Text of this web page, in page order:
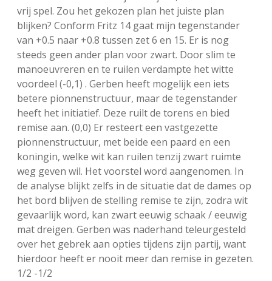
vrij spel. Zou het gekozen plan het juiste plan
blijken? Conform Fritz 14 gaat mijn tegenstander
van +0.5 naar +0.8 tussen zet 6 en 15. Er is nog
steeds geen ander plan voor zwart. Door slim te
manoeuvreren en te ruilen verdampte het witte
voordeel (-0,1) . Gerben heeft mogelijk een iets
betere pionnenstructuur, maar de tegenstander
heeft het initiatief. Deze ruilt de torens en bied
remise aan. (0,0) Er resteert een vastgezette
pionnenstructuur, met beide een paard en een
koningin, welke wit kan ruilen tenzij zwart ruimte
weg geven wil. Het voorstel word aangenomen. In
de analyse blijkt zelfs in de situatie dat de dames op
het bord blijven de stelling remise te zijn, zodra wit
gevaarlijk word, kan zwart eeuwig schaak / eeuwig
mat dreigen. Gerben was naderhand teleurgesteld
over het gebrek aan opties tijdens zijn partij, want
hierdoor heeft er nooit meer dan remise in gezeten.
1/2 -1/2